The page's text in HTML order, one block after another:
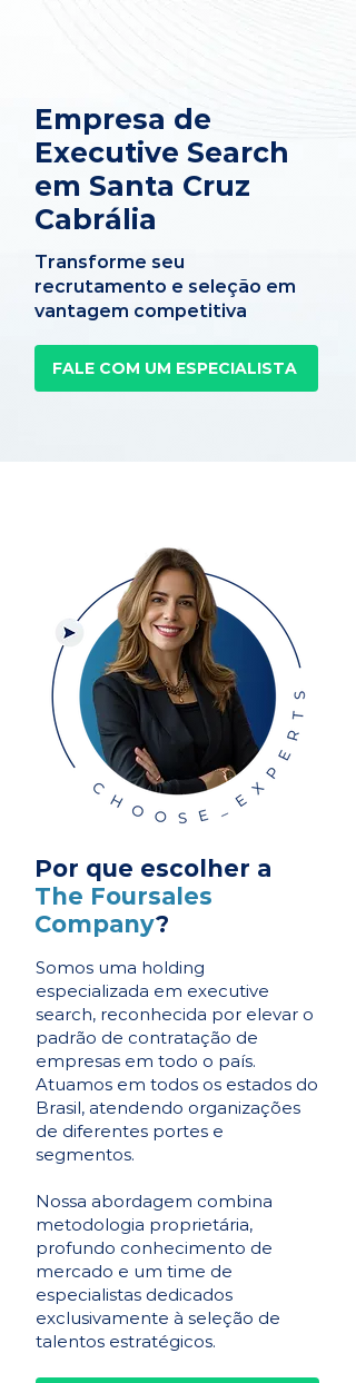
Empresa de
Executive Search
em Santa Cruz
Cabrália
Transforme seu
recrutamento e seleção em
vantagem competitiva
FALE COM UM ESPECIALISTA
Por que escolher a
The Foursales
Company?
Somos uma holding
especializada em executive
search, reconhecida por elevar o
padrão de contratação de
empresas em todo o país.
Atuamos em todos os estados do
Brasil, atendendo organizações
de diferentes portes e
segmentos.
Nossa abordagem combina
metodologia proprietária,
profundo conhecimento de
mercado e um time de
especialistas dedicados
exclusivamente à seleção de
talentos estratégicos.